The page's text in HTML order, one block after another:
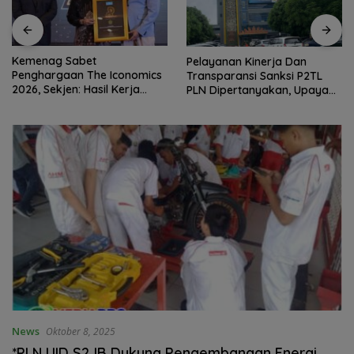
Kemenag Sabet
Penghargaan The Iconomics
2026, Sekjen: Hasil Kerja
Pelayanan Kinerja Dan
Transparansi Sanksi P2TL
PLN Dipertanyakan, Upaya
News Oktober 8, 2025